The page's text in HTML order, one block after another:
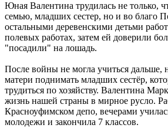
Юная Валентина трудилась не только,
семью, младших сестер, но и во благо
остальными деревенскими детьми
полевых работах, затем ей доверили
"посадили" на лошадь.
После войны не могла учиться дальше,
матери поднимать младших сестёр,
трудиться по хозяйству. Валентина
жизнь нашей страны в мирное русло.
Красноуфимском депо, вечерами
молодежи и закончила 7 классов.